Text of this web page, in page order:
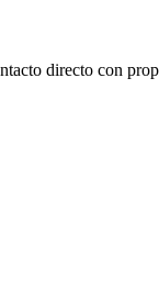
directo con